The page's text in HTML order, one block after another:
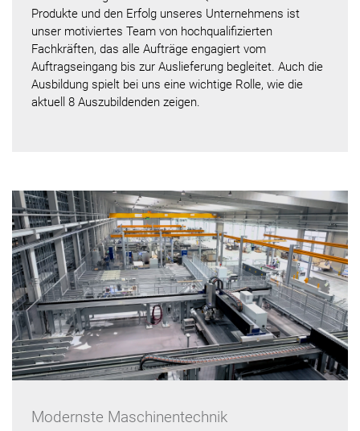
Produkte und den Erfolg unseres Unternehmens ist
unser motiviertes Team von hochqualifizierten
Fachkräften, das alle Aufträge engagiert vom
Auftragseingang bis zur Auslieferung begleitet. Auch die
Ausbildung spielt bei uns eine wichtige Rolle, wie die
aktuell 8 Auszubildenden zeigen.
Modernste Maschinentechnik